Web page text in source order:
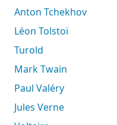
Anton Tchekhov
Léon Tolstoï
Turold
Mark Twain
Paul Valéry
Jules Verne